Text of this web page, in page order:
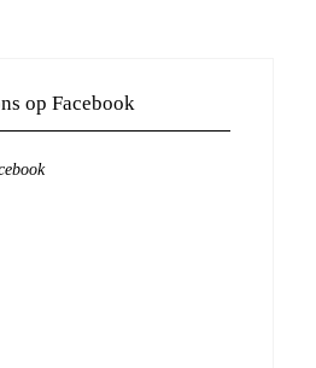
op Facebook